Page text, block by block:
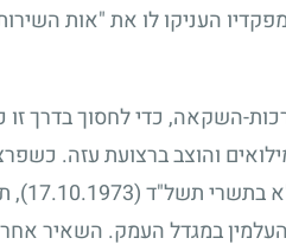
העניקו לו את "אות
השקאה, כדי לחסוך בדרך זו
והוצב ברצועת עזה.
בתשרי תשל"ד(17.10.1973)
,
במגדל העמק. השאיר